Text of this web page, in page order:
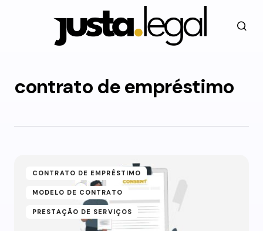
contrato de empréstimo
CONTRATO DE EMPRÉSTIMO
MODELO DE CONTRATO
PRESTAÇÃO DE SERVIÇOS